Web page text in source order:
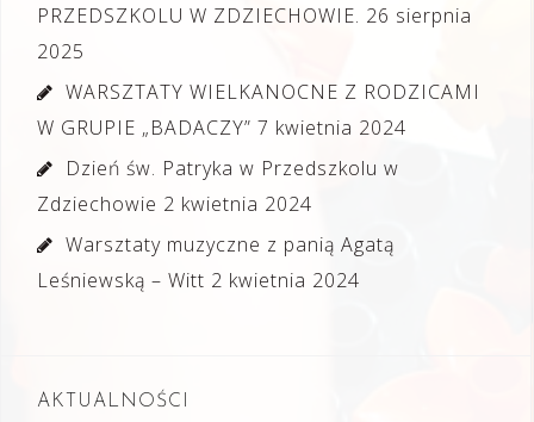
PRZEDSZKOLU W ZDZIECHOWIE. 26 sierpnia
2025
WARSZTATY WIELKANOCNE Z RODZICAMI
W GRUPIE „BADACZY” 7 kwietnia 2024
Dzień św. Patryka w Przedszkolu w
Zdziechowie 2 kwietnia 2024
Warsztaty muzyczne z panią Agatą
Leśniewską – Witt 2 kwietnia 2024
AKTUALNOŚCI